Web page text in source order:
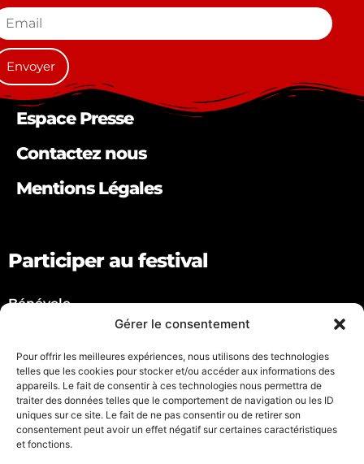
Gérer le consentement
Pour offrir les meilleures expériences, nous utilisons des technologies
telles que les cookies pour stocker et/ou accéder aux informations des
appareils. Le fait de consentir à ces technologies nous permettra de
traiter des données telles que le comportement de navigation ou les ID
uniques sur ce site. Le fait de ne pas consentir ou de retirer son
consentement peut avoir un effet négatif sur certaines caractéristiques
et fonctions.
Espace Presse
Contactez nous
Mentions Légales
Bénévole
Participer au festival
Suivez nous !